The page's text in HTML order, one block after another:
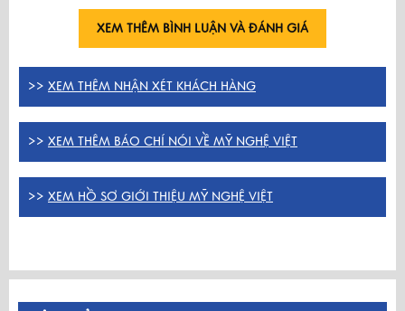
XEM THÊM BÌNH LUẬN VÀ ĐÁNH GIÁ
>> XEM THÊM NHẬN XÉT KHÁCH HÀNG
>> XEM THÊM BÁO CHÍ NÓI VỀ MỸ NGHỆ VIỆT
>> XEM HỒ SƠ GIỚI THIỆU MỸ NGHỆ VIỆT